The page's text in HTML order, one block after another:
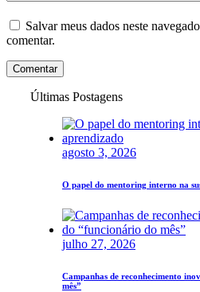
Salvar meus dados neste
comentar.
Comentar
Últimas Postagens
agosto 3, 2026
O papel do mentoring interno na
julho 27, 2026
Campanhas de reconhecimento
mês”